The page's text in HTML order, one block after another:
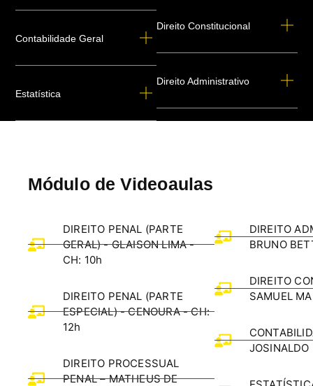
Contabilidade Geral
Estatística
Direito Constitucional
Direito Administrativo
Módulo de Videoaulas
DIREITO PENAL (PARTE
GERAL) - GLAISON LIMA -
CH: 10h
DIREITO PENAL (PARTE
ESPECIAL) - CENOURA - CH:
12h
DIREITO PROCESSUAL
PENAL – MATHEUS DE
DIREITO
BRUNO
DIREITO
SAMUEL